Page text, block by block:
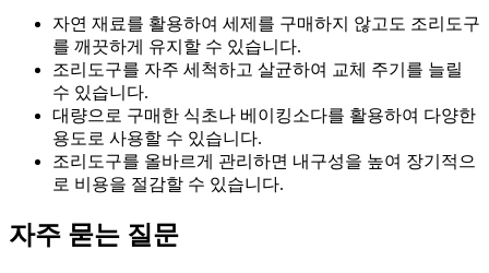
자연 재료를 활용하여 세제를 구매하지 않고도 조리도구
를 깨끗하게 유지할 수 있습니다.
조리도구를 자주 세척하고 살균하여 교체 주기를 늘릴
수 있습니다.
대량으로 구매한 식초나 베이킹소다를 활용하여 다양한
용도로 사용할 수 있습니다.
조리도구를 올바르게 관리하면 내구성을 높여 장기적으
로 비용을 절감할 수 있습니다.
자주 묻는 질문